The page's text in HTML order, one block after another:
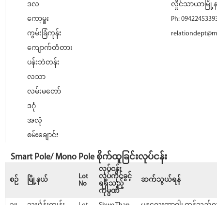
ဒလ
ကော့မှူး
ကွမ်းခြံကုန်း
ကျောက်တံတား
ပန်းဘဲတန်း
လသာ
လမ်းမတော်
ဒဂုံ
အလုံ
စမ်းချောင်း
လှိုင်သာယာမြို့
Ph:
Smart Pole/ Mono Pole စိုက်ထူခြင်းလုပ်ငန်း
စဉ် မြို့နယ်
Lot
No
လုပ်ငန်း
လုပ်ကိုင်ခွင့်
ရရှိသည့်
ကုမ္ပဏီ
ဆက်သွယ်ရန်